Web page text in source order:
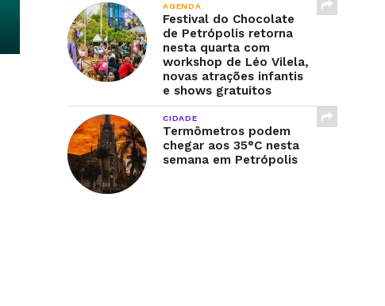
AGENDA
Festival do Chocolate
de Petrópolis retorna
nesta quarta com
workshop de Léo Vilela,
novas atrações infantis
e shows gratuitos
CIDADE
Termômetros podem
chegar aos 35°C nesta
semana em Petrópolis